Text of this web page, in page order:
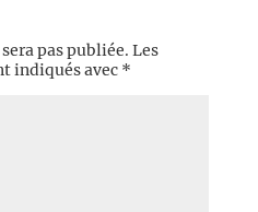
pas publiée. Les
indiqués avec *